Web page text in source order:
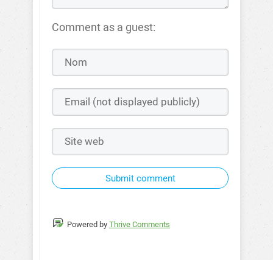
Comment as a guest:
Submit comment
Powered by Thrive Comments